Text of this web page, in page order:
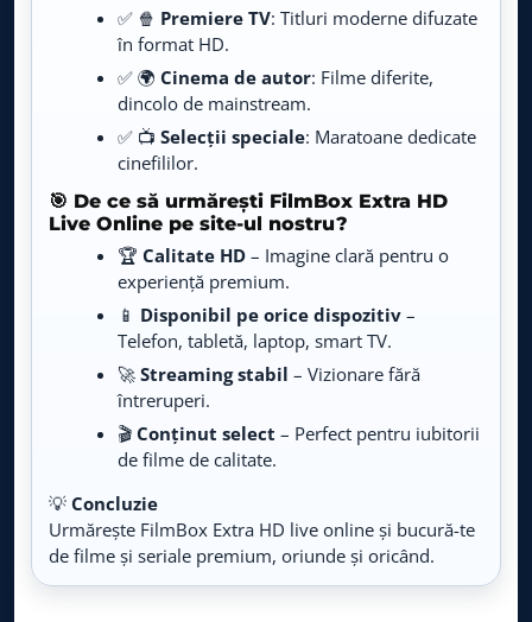
Comedy Central
Live TV
Happy Channel
Live TV
Bollywood TV
Live TV
Warner TV
Live TV
BBC First
Live TV
LIVE
Cinemaraton
Live TV
FilmBox TV
✅ 🍿 Premiere TV: Titluri moderne difuzate
în format HD.
✅ 🌍 Cinema de autor: Filme diferite,
dincolo de mainstream.
✅ 📺 Selecții speciale: Maratoane dedicate
cinefililor.
🎯 De ce să urmărești FilmBox Extra HD
Live Online pe site-ul nostru?
🏆 Calitate HD – Imagine clară pentru o
experiență premium.
📱 Disponibil pe orice dispozitiv –
Telefon, tabletă, laptop, smart TV.
🚀 Streaming stabil – Vizionare fără
întreruperi.
🎬 Conținut select – Perfect pentru iubitorii
de filme de calitate.
💡 Concluzie
Urmărește FilmBox Extra HD live online și bucură-te
de filme și seriale premium, oriunde și oricând.